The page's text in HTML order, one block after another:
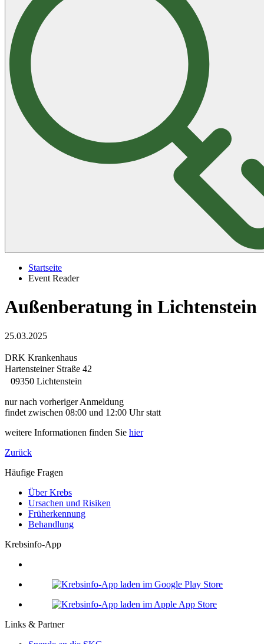
Startseite
Event Reader
Außenberatung in Lichtenstein
25.03.2025
DRK Krankenhaus
Hartensteiner Straße 42
09350 Lichtenstein
nur nach vorheriger Anmeldung
findet zwischen 08:00 und 12:00 Uhr statt
weitere Informationen finden Sie hier
Zurück
Häufige Fragen
Über Krebs
Ursachen und Risiken
Früherkennung
Behandlung
Krebsinfo-App
Links & Partner